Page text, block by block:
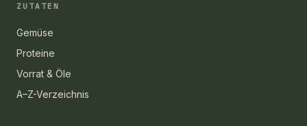
ZUTATEN
Gemüse
Proteine
Vorrat & Öle
A–Z-Verzeichnis